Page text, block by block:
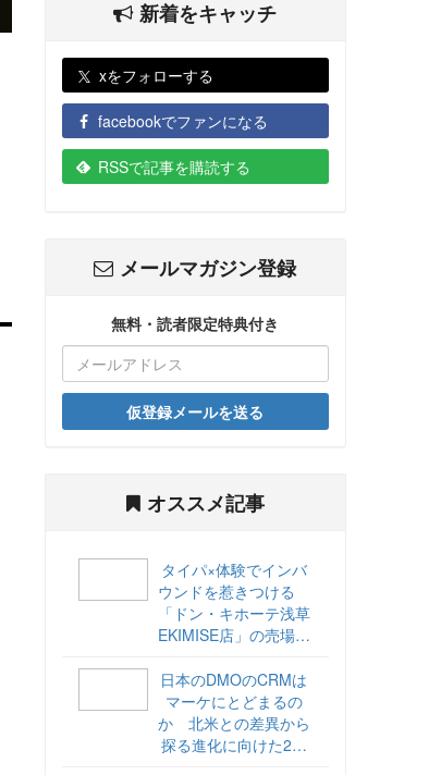
新着をキャッチ
xをフォローする
facebookでファンになる
RSSで記事を購読する
メールマガジン登録
無料・読者限定特典付き
仮登録メールを送る
オススメ記事
タイパ×体験でインバ
ウンドを惹きつける
「ドン・キホーテ浅草
EKIMISE店」の売場づ
日本のDMOのCRMは
マーケにとどまるの
か 北米との差異から
探る進化に向けた2ス